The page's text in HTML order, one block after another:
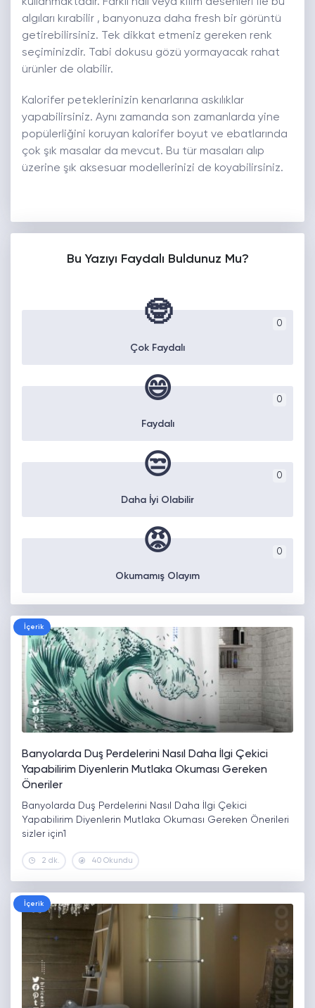
algıları kırabilir , banyonuza daha fresh bir görüntü
getirebilirsiniz. Tek dikkat etmeniz gereken renk
seçiminizdir. Tabi dokusu gözü yormayacak rahat
ürünler de olabilir.
Kalorifer peteklerinizin kenarlarına askılıklar
yapabilirsiniz. Aynı zamanda son zamanlarda yine
popülerliğini koruyan kalorifer boyut ve ebatlarında
çok şık masalar da mevcut. Bu tür masaları alıp
üzerine şık aksesuar modellerinizi de koyabilirsiniz.
Bu Yazıyı Faydalı Buldunuz Mu?
0
🤓
Çok Faydalı
0
😄
Faydalı
0
😒
Daha İyi Olabilir
0
😡
Okumamış Olayım
İçerik
Banyolarda Duş Perdelerini Nasıl Daha İlgi Çekici
Yapabilirim Diyenlerin Mutlaka Okuması Gereken
Öneriler
Banyolarda Duş Perdelerini Nasıl Daha İlgi Çekici
Yapabilirim Diyenlerin Mutlaka Okuması Gereken Önerileri
sizler için1
2 dk. 40 Okundu
İçerik